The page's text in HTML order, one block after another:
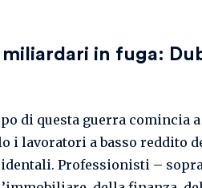
miliardari in fuga:
di questa guerra comincia
i lavoratori a basso reddito
Professionisti –